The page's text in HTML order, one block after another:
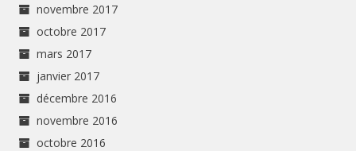
novembre 2017
octobre 2017
mars 2017
janvier 2017
décembre 2016
novembre 2016
octobre 2016